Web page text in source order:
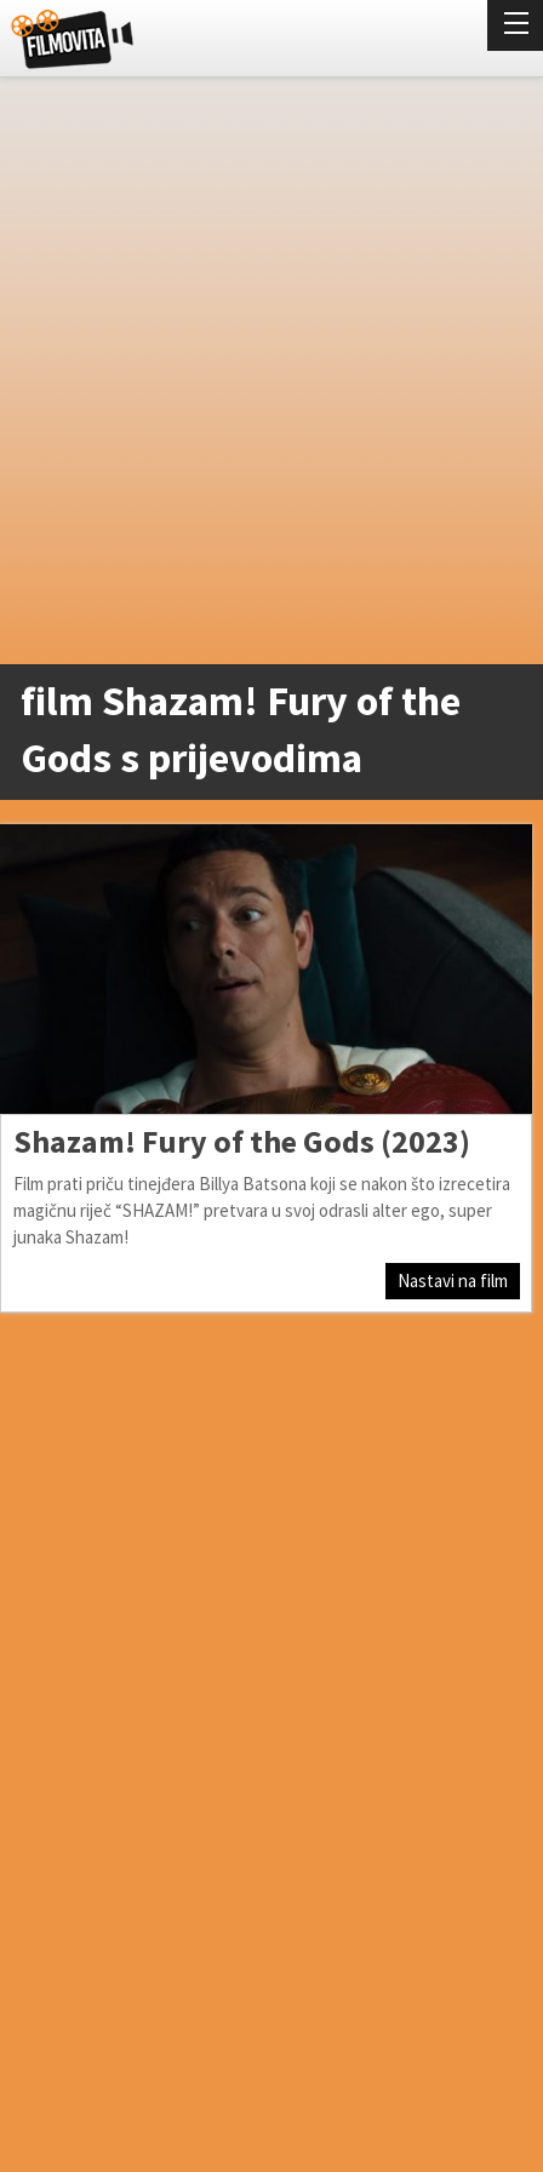
film Shazam! Fury of the
Gods s prijevodima
Shazam! Fury of the Gods (2023)
Film prati priču tinejđera Billya Batsona koji se nakon što izrecetira
magičnu riječ “SHAZAM!” pretvara u svoj odrasli alter ego, super
junaka Shazam!
Nastavi na film